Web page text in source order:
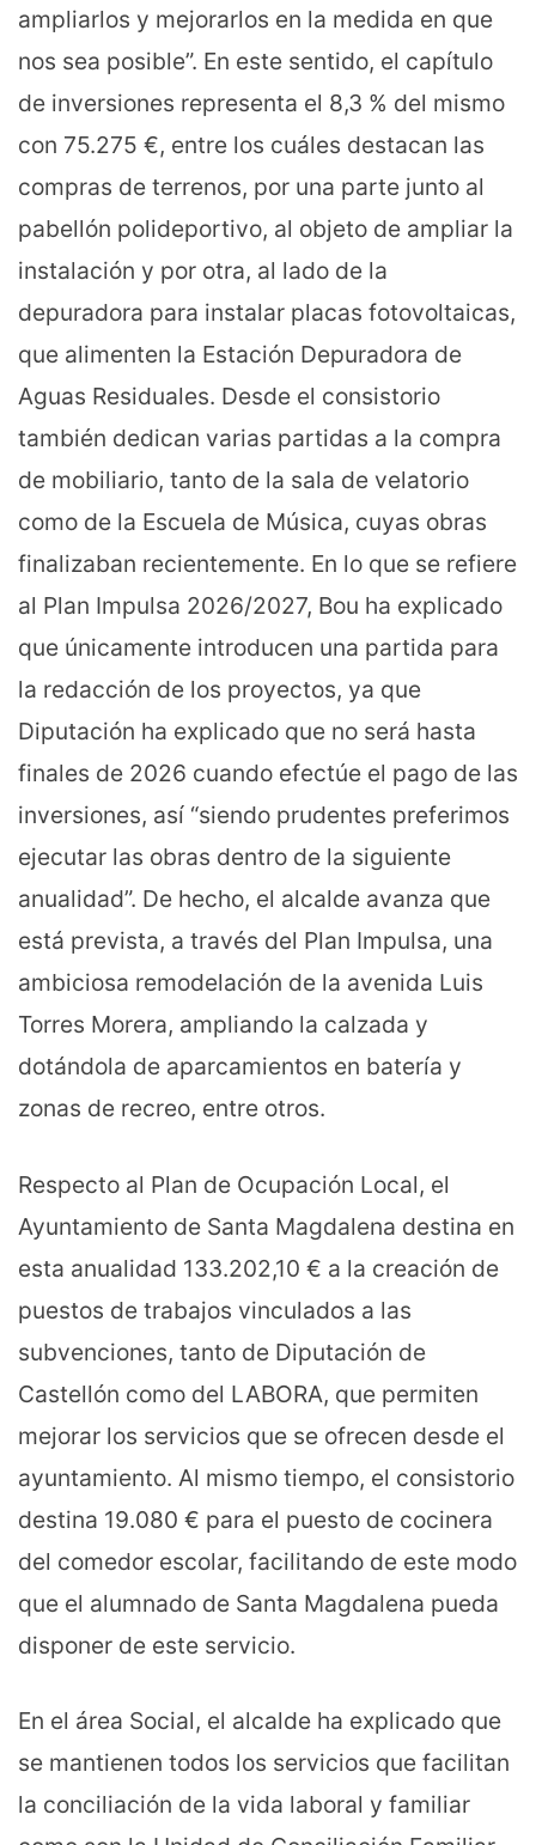
ampliarlos y mejorarlos en la medida en que
nos sea posible”. En este sentido, el capítulo
de inversiones representa el 8,3 % del mismo
con 75.275 €, entre los cuáles destacan las
compras de terrenos, por una parte junto al
pabellón polideportivo, al objeto de ampliar la
instalación y por otra, al lado de la
depuradora para instalar placas fotovoltaicas,
que alimenten la Estación Depuradora de
Aguas Residuales. Desde el consistorio
también dedican varias partidas a la compra
de mobiliario, tanto de la sala de velatorio
como de la Escuela de Música, cuyas obras
finalizaban recientemente. En lo que se refiere
al Plan Impulsa 2026/2027, Bou ha explicado
que únicamente introducen una partida para
la redacción de los proyectos, ya que
Diputación ha explicado que no será hasta
finales de 2026 cuando efectúe el pago de las
inversiones, así “siendo prudentes preferimos
ejecutar las obras dentro de la siguiente
anualidad”. De hecho, el alcalde avanza que
está prevista, a través del Plan Impulsa, una
ambiciosa remodelación de la avenida Luis
Torres Morera, ampliando la calzada y
dotándola de aparcamientos en batería y
zonas de recreo, entre otros.
Respecto al Plan de Ocupación Local, el
Ayuntamiento de Santa Magdalena destina en
esta anualidad 133.202,10 € a la creación de
puestos de trabajos vinculados a las
subvenciones, tanto de Diputación de
Castellón como del LABORA, que permiten
mejorar los servicios que se ofrecen desde el
ayuntamiento. Al mismo tiempo, el consistorio
destina 19.080 € para el puesto de cocinera
del comedor escolar, facilitando de este modo
que el alumnado de Santa Magdalena pueda
disponer de este servicio.
En el área Social, el alcalde ha explicado que
se mantienen todos los servicios que facilitan
la conciliación de la vida laboral y familiar